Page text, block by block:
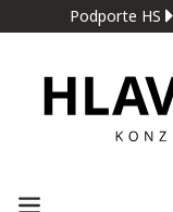
Podporte HS